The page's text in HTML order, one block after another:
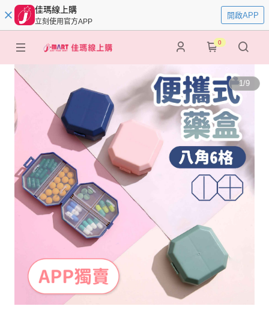
佳瑪線上購
立刻使用官方APP
開啟APP
0
1/9